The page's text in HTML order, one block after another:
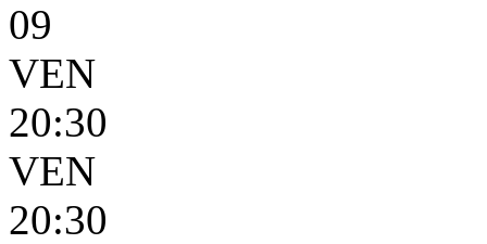
09
VEN
20:30
VEN
20:30